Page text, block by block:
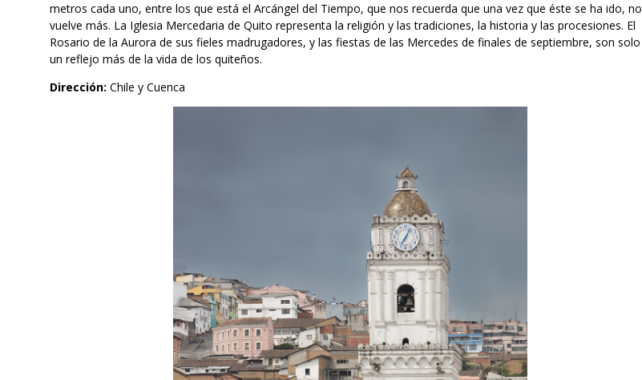
metros cada uno, entre los que está el Arcángel del Tiempo, que nos recuerda que una vez que éste se ha ido, no
vuelve más. La Iglesia Mercedaria de Quito representa la religión y las tradiciones, la historia y las procesiones. El
Rosario de la Aurora de sus fieles madrugadores, y las fiestas de las Mercedes de finales de septiembre, son solo
un reflejo más de la vida de los quiteños.
Dirección: Chile y Cuenca